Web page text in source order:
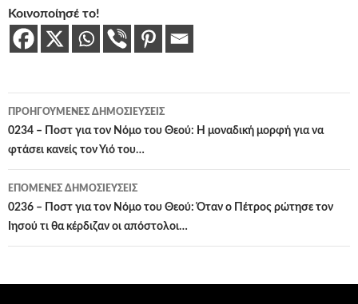
Κοινοποίησέ το!
Πλοήγηση
άρθρων
ΠΡΟΗΓΟΎΜΕΝΕΣ ΔΗΜΟΣΙΕΎΣΕΙΣ
0234 – Ποστ για τον Νόμο του Θεού: Η μοναδική μορφή για να
φτάσει κανείς τον Υιό του…
ΕΠΌΜΕΝΕΣ ΔΗΜΟΣΙΕΎΣΕΙΣ
0236 – Ποστ για τον Νόμο του Θεού: Όταν ο Πέτρος ρώτησε τον
Ιησού τι θα κέρδιζαν οι απόστολοι…